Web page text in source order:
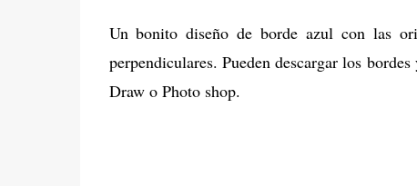
Un bonito diseño de borde azul con las
perpendiculares. Pueden descargar los
Draw o Photo shop.